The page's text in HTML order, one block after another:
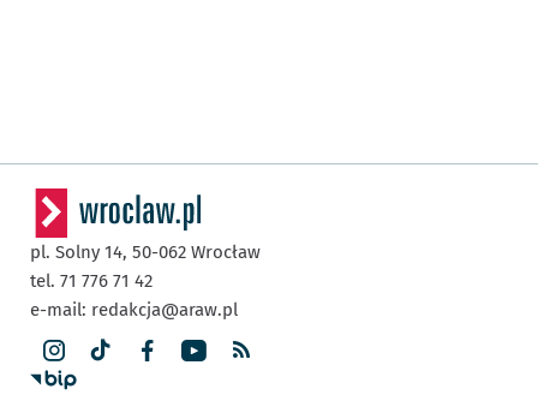
pl. Solny 14, 50-062 Wrocław
tel. 71 776 71 42
e-mail: redakcja@araw.pl